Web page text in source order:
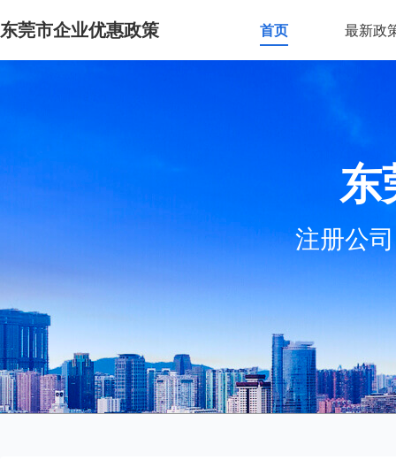
东莞市企业优惠政策 首页 最新政
东
注册公